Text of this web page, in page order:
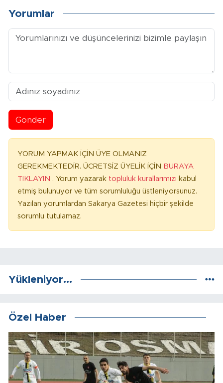
Yorumlar
Gönder
YORUM YAPMAK İÇİN ÜYE OLMANIZ
GEREKMEKTEDİR. ÜCRETSİZ ÜYELİK İÇİN BURAYA
TIKLAYIN . Yorum yazarak topluluk kurallarımızı kabul
etmiş bulunuyor ve tüm sorumluluğu üstleniyorsunuz.
Yazılan yorumlardan Sakarya Gazetesi hiçbir şekilde
sorumlu tutulamaz.
Yükleniyor...
Özel Haber